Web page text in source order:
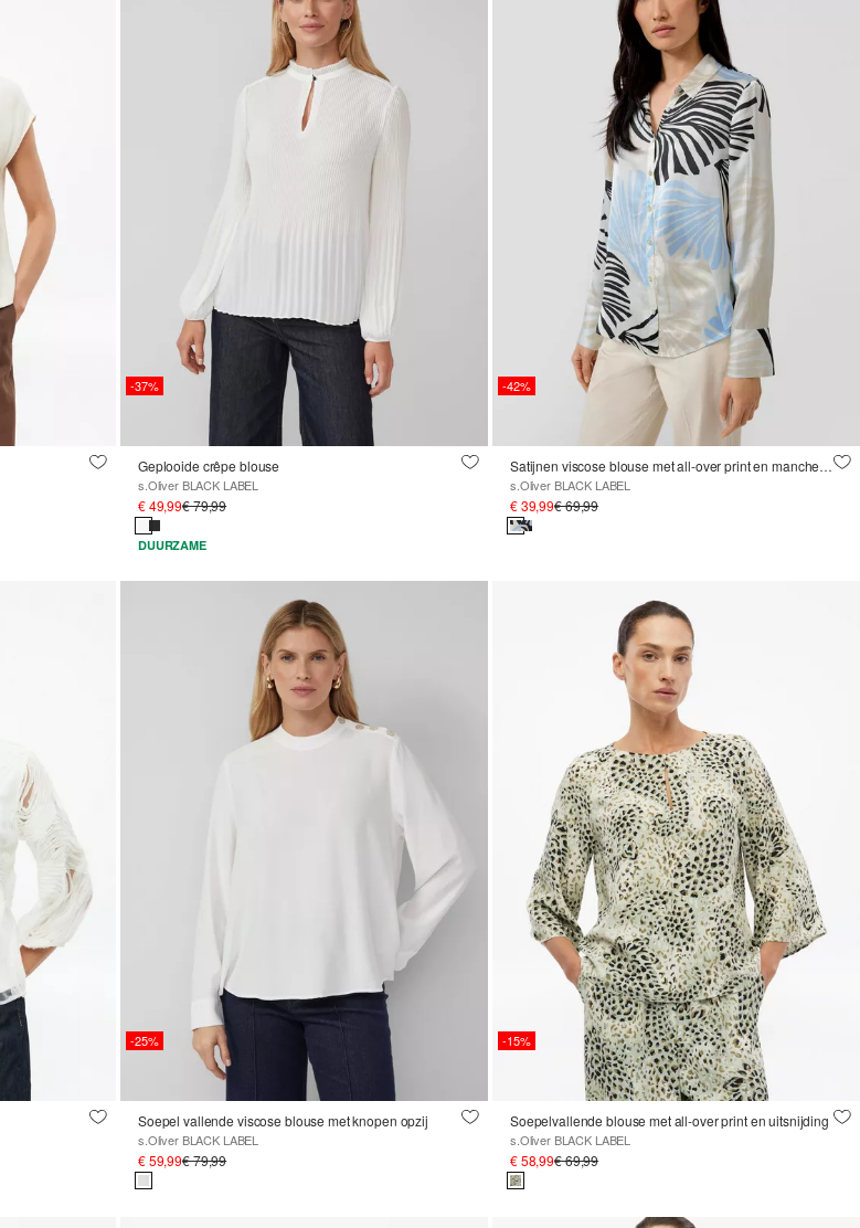
-37%
Geplooide crêpe blouse
s.Oliver BLACK LABEL
€ 49,99€ 79,99
DUURZAME
-42%
Satijnen viscose blouse met all-over print en manchetten
s.Oliver BLACK LABEL
€ 39,99€ 69,99
-25%
Soepel vallende viscose blouse met knopen opzij
s.Oliver BLACK LABEL
€ 59,99€ 79,99
-15%
Soepelvallende blouse met all-over print en uitsnijding
s.Oliver BLACK LABEL
€ 58,99€ 69,99